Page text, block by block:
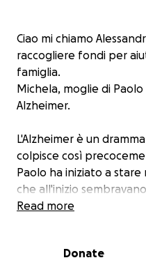
Ciao mi chiamo
raccogliere fondi per
famiglia.
Michela, moglie di
Alzheimer.
L'Alzheimer è un
colpisce così
Paolo ha iniziato a
che all'inizio
stranezze hanno
Michela sta
Read more
Donate